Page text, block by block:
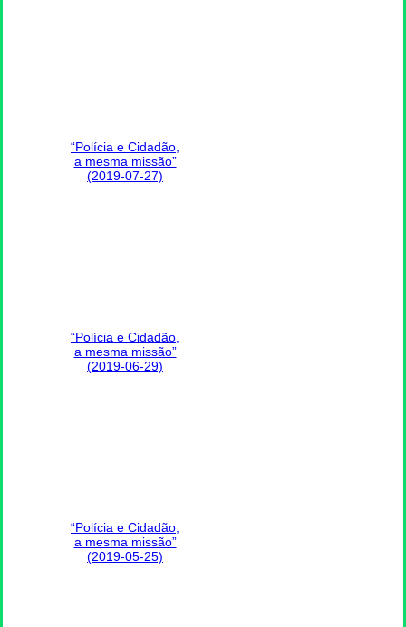
“Polícia e Cidadão,
a mesma missão”
(2019-07-27)
“Polícia e Cidadão,
a mesma missão”
(2019-06-29)
“Polícia e Cidadão,
a mesma missão”
(2019-05-25)